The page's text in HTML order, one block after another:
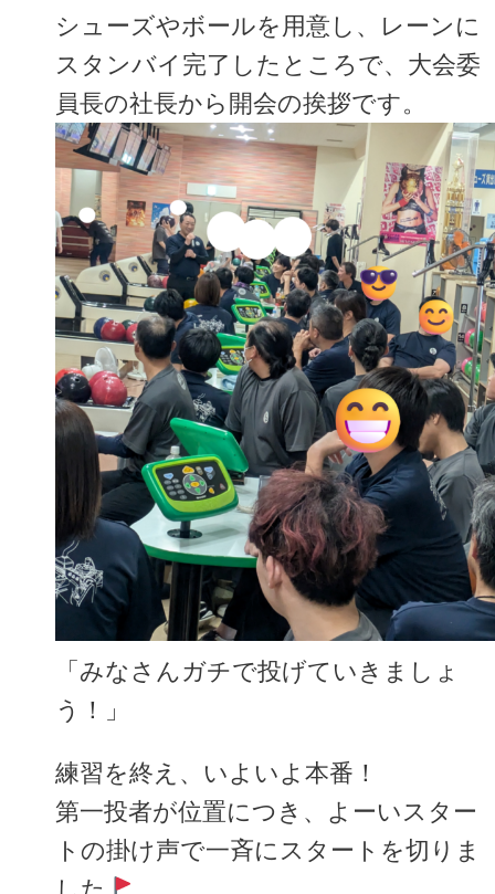
シューズやボールを用意し、レーンに
スタンバイ完了したところで、大会委
員長の社長から開会の挨拶です。
「みなさんガチで投げていきましょ
う！」
練習を終え、いよいよ本番！
第一投者が位置につき、よーいスター
トの掛け声で一斉にスタートを切りま